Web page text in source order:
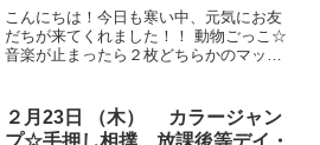
こんにちは！今日も寒い中、元気にお友
だちが来てくれました！！ 動物ごっこ☆
音楽が止まったら２枚どちらかのマット
(^^)! 引っ越し鬼☆お友だちにも鬼になっ
てもらい、鬼...
２月23日 （木） カラージャン
プ☆手押し相撲 放課後等デイ・